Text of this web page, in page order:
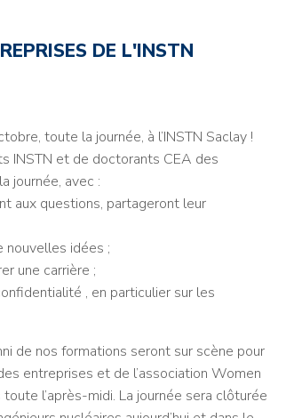
DE L'INSTN
toute la journée, à l’INSTN Saclay !
INSTN et de doctorants CEA des
journée, avec :
aux questions, partageront leur
nouvelles idées ;
une carrière ;
, en particulier sur les
de nos formations seront sur scène pour
entreprises et de l’association Women
l’après-midi. La journée sera clôturée